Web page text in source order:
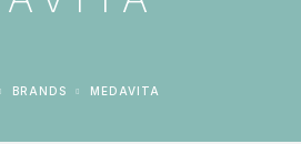
BRANDS MEDAVITA